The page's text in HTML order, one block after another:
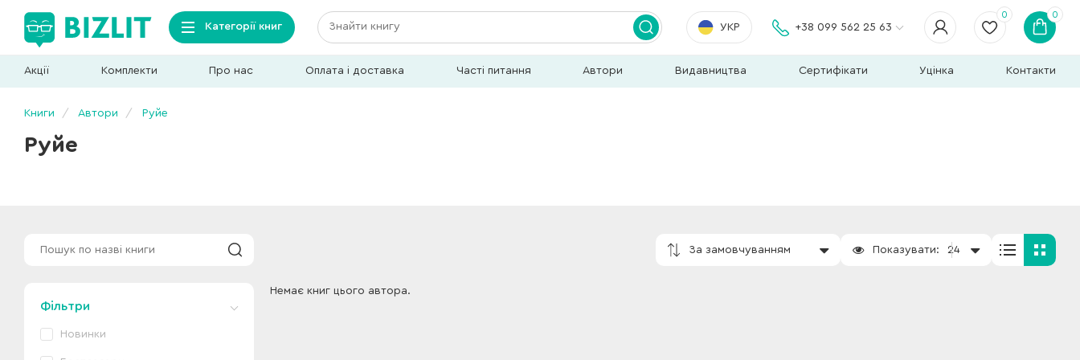
Категорії книг УКР +38 099 562 25 63
0 0
Акції Комплекти Про нас Оплата і доставка Часті питання Автори Видавництва Сертифікати Уцінка Контакти
Книги Автори Руйе
Руйе
За замовчуванням Показувати: 24
Фільтри
Новинки
Немає книг цього автора.